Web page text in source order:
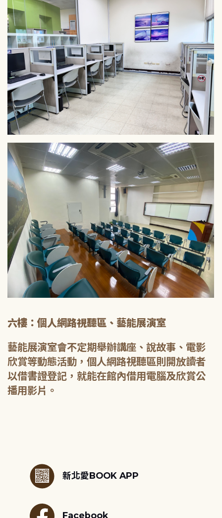
六樓：個人網路視聽區、藝能展演室
藝能展演室會不定期舉辦講座、說故事、電影
欣賞等動態活動，個人網路視聽區則開放讀者
以借書證登記，就能在館內借用電腦及欣賞公
播用影片。
新北愛BOOK APP
Facebook